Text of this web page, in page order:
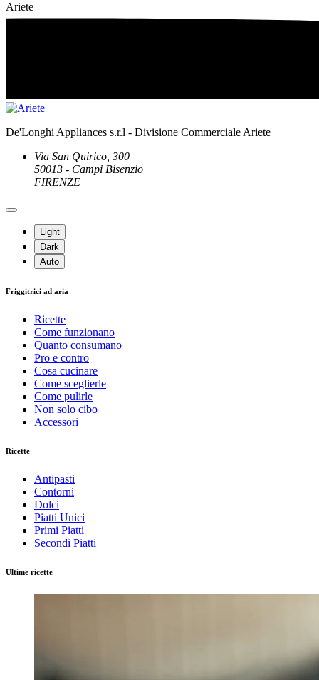
Ariete
De'Longhi Appliances s.r.l - Divisione Commerciale Ariete
Via San Quirico, 300
50013 - Campi Bisenzio
FIRENZE
Light
Dark
Auto
Friggitrici ad aria
Ricette
Come funzionano
Quanto consumano
Pro e contro
Cosa cucinare
Come sceglierle
Come pulirle
Non solo cibo
Accessori
Ricette
Antipasti
Contorni
Dolci
Piatti Unici
Primi Piatti
Secondi Piatti
Ultime ricette